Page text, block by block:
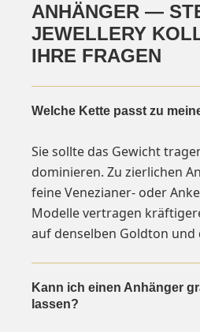
ANHÄNGER —
JEWELLERY
IHRE FRAGEN
Welche Kette passt zu
Sie sollte das Gewicht
dominieren. Zu zierlichen
feine Venezianer- oder
Modelle vertragen
auf denselben Goldton und
Kann ich einen Anhänger
lassen?